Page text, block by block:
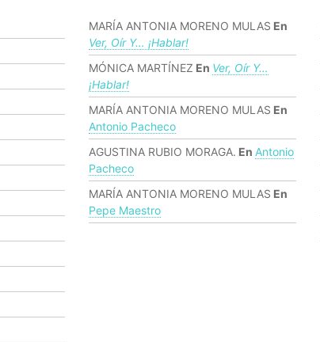
MARÍA ANTONIA MORENO MULAS En
Ver, Oír Y… ¡hablar!
MÓNICA MARTÍNEZ En Ver, Oír Y…
¡hablar!
MARÍA ANTONIA MORENO MULAS En
Antonio Pacheco
AGUSTINA RUBIO MORAGA. En Antonio
Pacheco
MARÍA ANTONIA MORENO MULAS En
Pepe Maestro